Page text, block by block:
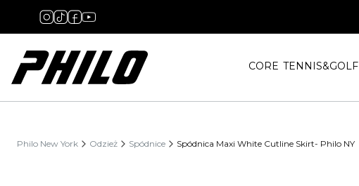
CORE TENNIS&GOLF
Philo New York Odzież Spódnice Spódnica Maxi White Cutline Skirt- Philo NY